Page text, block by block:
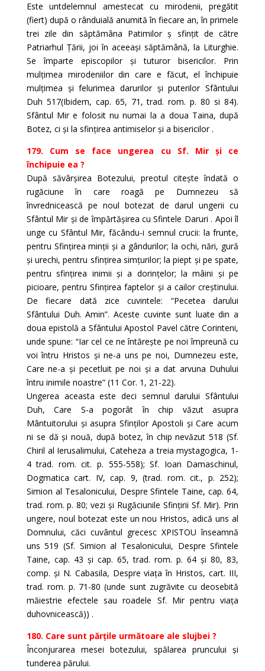
Este untdelemnul amestecat cu mirodenii, pregătit
(fiert) după o rânduială anumită în fiecare an, în primele
trei zile din săptămâna Patimilor ș sfințit de către
Patriarhul Țării, joi în aceeași săptămână, la Liturghie.
Se împarte episcopilor și tuturor bisericilor. Prin
mulțimea mirodeniilor din care e făcut, el închipuie
mulțimea și felurimea darurilor și puterilor Sfântului
Duh 517(Ibidem, cap. 65, 71, trad. rom. p. 80 si 84).
Sfântul Mir e folosit nu numai la a doua Taina, după
Botez, ci și la sfințirea antimiselor și a bisericilor .
179. Cum se face ungerea cu Sf. Mir și ce
închipuie ea ?
După săvârșirea Botezului, preotul citește îndată o
rugăciune în care roagă pe Dumnezeu să
învrednicească pe noul botezat de darul ungerii cu
Sfântul Mir și de împărtășirea cu Sfintele Daruri . Apoi îl
unge cu Sfântul Mir, făcându-i semnul crucii: la frunte,
pentru Sfințirea minții și a gândurilor; la ochi, nări, gură
și urechi, pentru sfințirea simțurilor; la piept și pe spate,
pentru sfințirea inimii și a dorințelor; la mâini și pe
picioare, pentru Sfințirea faptelor și a cailor creștinului.
De fiecare dată zice cuvintele: “Pecetea darului
Sfântului Duh. Amin”. Aceste cuvinte sunt luate din a
doua epistolă a Sfântului Apostol Pavel către Corinteni,
unde spune: “Iar cel ce ne întărește pe noi împreună cu
voi întru Hristos și ne-a uns pe noi, Dumnezeu este,
Care ne-a și pecetluit pe noi și a dat arvuna Duhului
întru inimile noastre” (11 Cor. 1, 21-22).
Ungerea aceasta este deci semnul darului Sfântului
Duh, Care S-a pogorât în chip văzut asupra
Mântuitorului și asupra Sfinților Apostoli și Care acum
ni se dă și nouă, după botez, în chip nevăzut 518 (Sf.
Chiril al Ierusalimului, Cateheza a treia mystagogica, 1-
4 trad. rom. cit. p. 555-558); Sf. Ioan Damaschinul,
Dogmatica cart. IV, cap. 9, (trad. rom. cit., p. 252);
Simion al Tesalonicului, Despre Sfintele Taine, cap. 64,
trad. rom. p. 80; vezi și Rugăciunile Sfințirii Sf. Mir). Prin
ungere, noul botezat este un nou Hristos, adică uns al
Domnului, căci cuvântul grecesc XPISTOU înseamnă
uns 519 (Sf. Simion al Tesalonicului, Despre Sfintele
Taine, cap. 43 și cap. 65, trad. rom. p. 64 și 80, 83,
comp. și N. Cabasila, Despre viața în Hristos, cart. III,
trad. rom. p. 71-80 (unde sunt zugrăvite cu deosebită
măiestrie efectele sau roadele Sf. Mir pentru viața
duhovnicească)) .
180. Care sunt părțile următoare ale slujbei ?
Înconjurarea mesei botezului, spălarea pruncului și
tunderea părului.